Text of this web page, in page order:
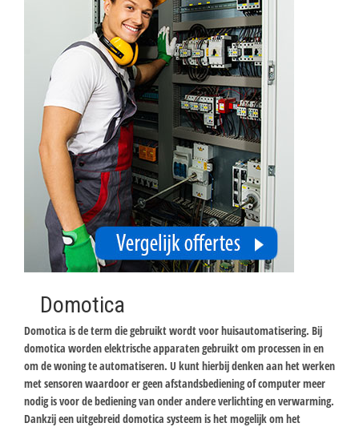
Domotica
Domotica is de term die gebruikt wordt voor huisautomatisering. Bij
domotica worden elektrische apparaten gebruikt om processen in en
om de woning te automatiseren. U kunt hierbij denken aan het werken
met sensoren waardoor er geen afstandsbediening of computer meer
nodig is voor de bediening van onder andere verlichting en verwarming.
Dankzij een uitgebreid domotica systeem is het mogelijk om het